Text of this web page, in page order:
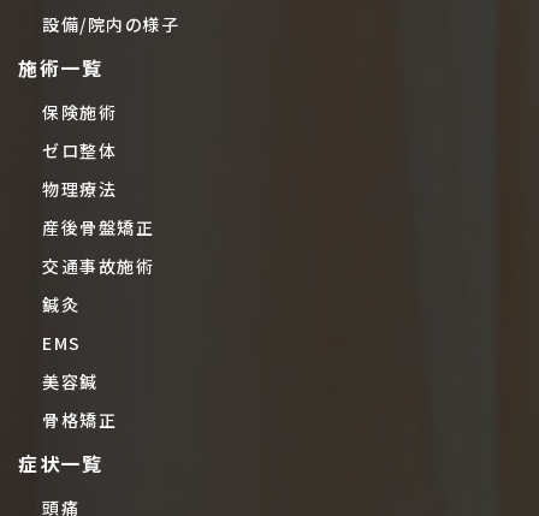
設備/院内の様子
施術一覧
保険施術
ゼロ整体
物理療法
産後骨盤矯正
交通事故施術
鍼灸
EMS
美容鍼
骨格矯正
症状一覧
頭痛